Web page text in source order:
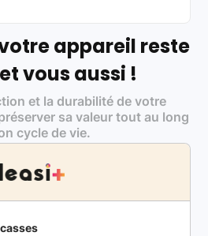
appareil reste
vous aussi !
et la durabilité de votre
sa valeur tout au long
cycle de vie.